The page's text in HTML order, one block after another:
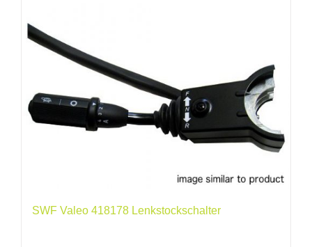
SWF Valeo 418178 Lenkstockschalter